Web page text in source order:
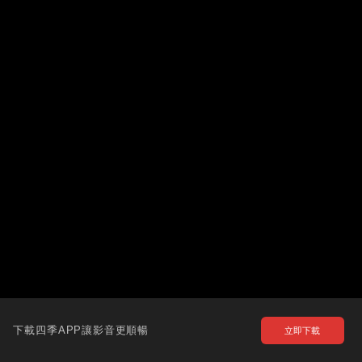
下載四季APP讓影音更順暢 立即下載